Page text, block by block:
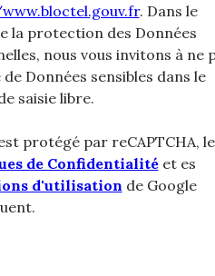
. Dans le
la protection des Données
nous vous invitons à ne
Données sensibles dans le
saisie libre.
protégé par reCAPTCHA,
de Confidentialitéet es
d'utilisation de Google